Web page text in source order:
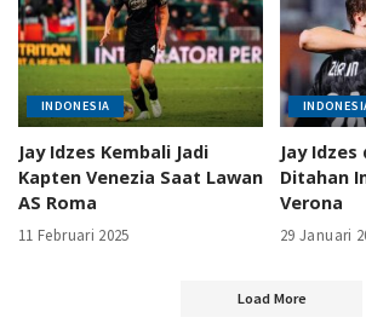
INDONESIA
Jay Idzes Kembali Jadi
Kapten Venezia Saat Lawan
AS Roma
11 Februari 2025
Jay Idzes
Ditahan
Verona
29 Januari
Load More